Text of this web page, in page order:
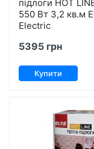
підлоги HOT
550 Вт 3,2 кв.м
Electric
5395 грн
Купити